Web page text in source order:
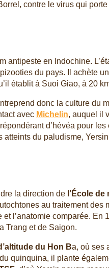
contre le virus qui porte
antipeste en Indochine.
du pays. Il achète
établit à Suoi Giao, à 20
donc la culture du
avec Michelin, auquel il
d’hévéa pour
du paludisme,
la direction de l’École
au traitement des
l’anatomie comparée. En
Trang et de Saigon.
du Hon Ba, où ses
quinquina, il plante